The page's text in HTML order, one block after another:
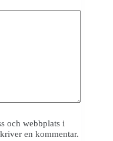
och webbplats i
en kommentar.